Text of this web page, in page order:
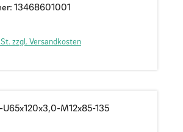
13468601001
zzgl. Versandkosten